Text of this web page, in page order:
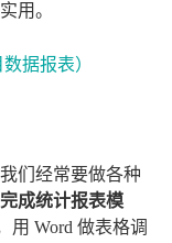
用。
们经常要做各种
成统计报表模
用 Word 做表格调